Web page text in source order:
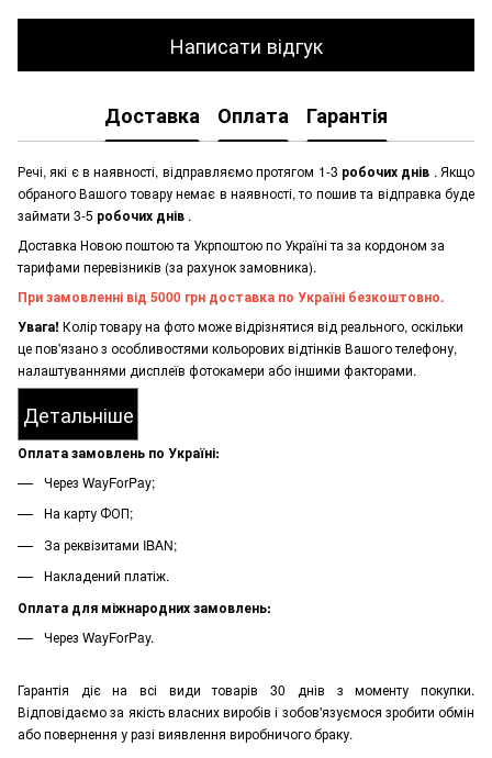
Написати відгук
Доставка Оплата Гарантія
Речі, які є в наявності, відправляємо протягом 1-3 робочих днів . Якщо
обраного Вашого товару немає в наявності, то пошив та відправка буде
займати 3-5 робочих днів .
Доставка Новою поштою та Укрпоштою по Україні та за кордоном за
тарифами перевізників (за рахунок замовника).
При замовленні від 5000 грн доставка по Україні безкоштовно.
Увага! Колір товару на фото може відрізнятися від реального, оскільки
це пов'язано з особливостями кольорових відтінків Вашого телефону,
налаштуваннями дисплеїв фотокамери або іншими факторами.
Детальніше
Оплата замовлень по Україні:
Через WayForPay;
На карту ФОП;
За реквізитами IBAN;
Накладений платіж.
Оплата для міжнародних замовлень:
Через WayForPay.
Гарантія діє на всі види товарів 30 днів з моменту покупки.
Відповідаємо за якість власних виробів і зобов'язуємося зробити обмін
або повернення у разі виявлення виробничого браку.